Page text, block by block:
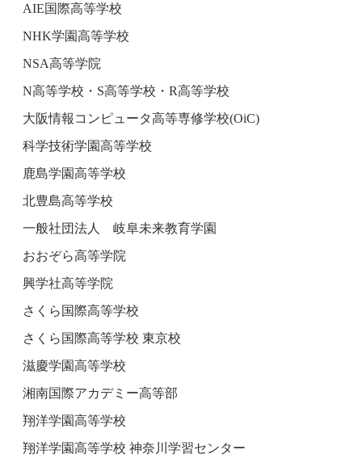
AIE国際高等学校
NHK学園高等学校
NSA高等学院
N高等学校・S高等学校・R高等学校
大阪情報コンピュータ高等専修学校(OiC)
科学技術学園高等学校
鹿島学園高等学校
北豊島高等学校
一般社団法人 岐阜未来教育学園
おおぞら高等学院
興学社高等学院
さくら国際高等学校
さくら国際高等学校 東京校
滋慶学園高等学校
湘南国際アカデミー高等部
翔洋学園高等学校
翔洋学園高等学校 神奈川学習センター